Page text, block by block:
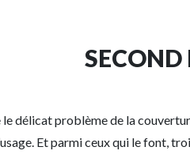
SECOND
délicat problème de la
Et parmi ceux qui le font,